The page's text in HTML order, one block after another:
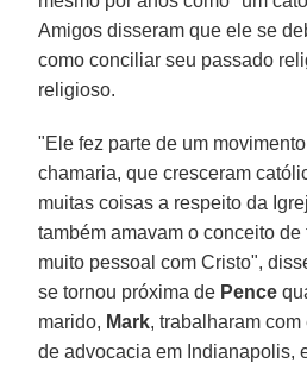
Amigos disseram que ele se
como conciliar seu passado
religioso.
"Ele fez parte de um
chamaria, que cresceram
muitas coisas a respeito da
também amavam o conceito
muito pessoal com Cristo",
se tornou próxima de Pence
marido, Mark, trabalharam
de advocacia em Indianapolis,